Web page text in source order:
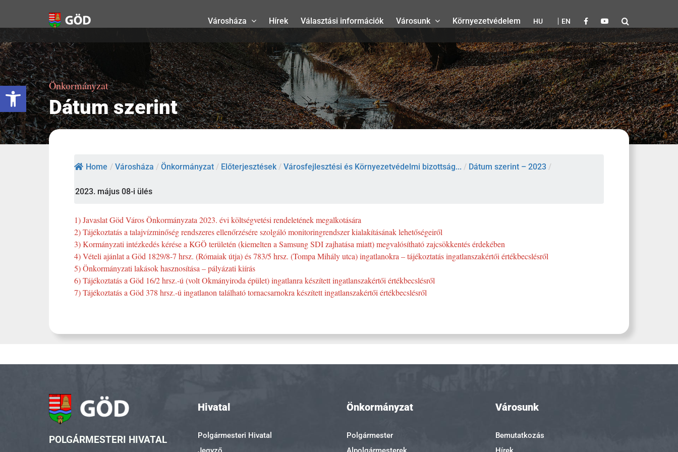
Eszköztár megnyitása
Városháza Hírek Választási információk Városunk Környezetvédelem HU EN
Önkormányzat
Dátum szerint
Home / Városháza / Önkormányzat / Előterjesztések / Városfejlesztési és Környezetvédelmi bizottság... / Dátum szerint – 2023 /
2023. május 08-i ülés
1) Javaslat Göd Város Önkormányzata 2023. évi költségvetési rendeletének megalkotására
2) Tájékoztatás a talajvízminőség rendszeres ellenőrzésére szolgáló monitoringrendszer kialakításának lehetőségeiről
3) Kormányzati intézkedés kérése a KGÖ területén (kiemelten a Samsung SDI zajhatása miatt) megvalósítható zajcsökkentés érdekében
4) Vételi ajánlat a Göd 1829/8-7 hrsz. (Rómaiak útja) és 783/5 hrsz. (Tompa Mihály utca) ingatlanokra – tájékoztatás ingatlanszakértői értékbecslésről
5) Önkormányzati lakások hasznosítása – pályázati kiírás
6) Tájékoztatás a Göd 16/2 hrsz.-ú (volt Okmányiroda épület) ingatlanra készített ingatlanszakértői értékbecslésről
7) Tájékoztatás a Göd 378 hrsz.-ú ingatlanon található tornacsarnokra készített ingatlanszakértői értékbecslésről
POLGÁRMESTERI HIVATAL
Hivatal
Polgármesteri Hivatal
Önkormányzat
Polgármester
Városunk
Bemutatkozás